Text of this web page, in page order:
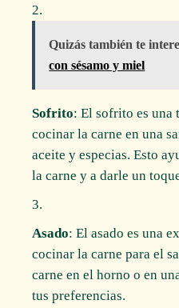
Quizás también te
con sésamo y miel
Sofrito: El sofrito es una
cocinar la carne en una
aceite y especias. Esto
la carne y a darle un
Asado: El asado es una
cocinar la carne para el
carne en el horno o en
tus preferencias.